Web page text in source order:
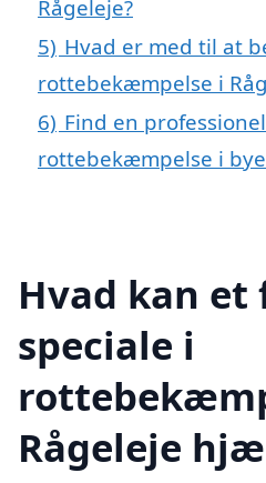
Rågeleje?
5) Hvad er med til at
rottebekæmpelse i
6) Find en
rottebekæmpelse i
Hvad kan et
speciale i
Rågeleje